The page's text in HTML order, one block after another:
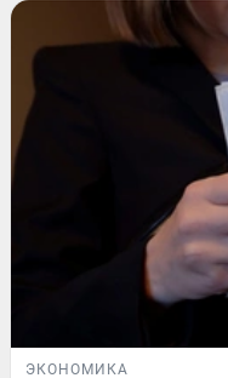
ЭКОНОМИКА